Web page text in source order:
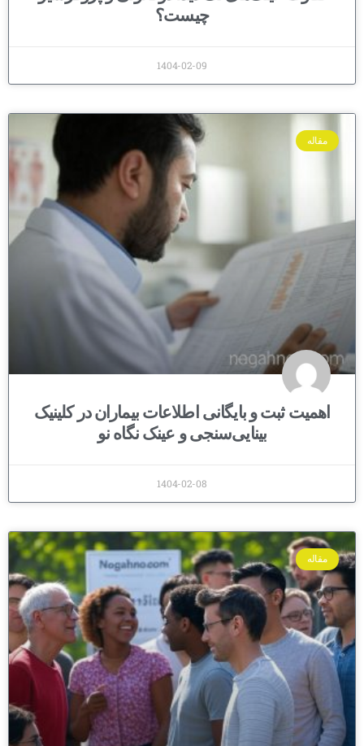
چیست؟
1404-02-09
مقاله
اهمیت ثبت و بایگانی اطلاعات بیماران در کلینیک
بینایی‌سنجی و عینک نگاه نو
1404-02-08
مقاله